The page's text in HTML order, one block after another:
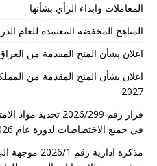
المعاملات وابداء الرأي بشأنها
المناهج المخفضة المعتمدة للعام الدراسي
اعلان بشأن المنح المقدمة من
2027
قرار رقم 2026/299
في جميع الاختصاصات لدورة عام 2026
مذكرة ادارية